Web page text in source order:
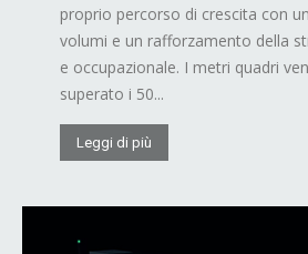
proprio percorso di crescita con
volumi e un rafforzamento della
e occupazionale. I metri quadri
superato i 50...
Leggi di più